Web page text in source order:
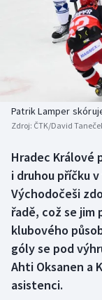
Americký fotbal
Baseball a
Biatlon
Box
Curling
Dostihy
Florbal
NEPŘEHLÉDNĚTE
Soutěže
Historické
Aplikace ČT
Patrik Lamper
Zdroj: ČTK/David
Hradec Králové
i druhou příčku
Východočeši
řadě, což se
klubového
góly se pod
Ahti Oksanen a
asistenci.